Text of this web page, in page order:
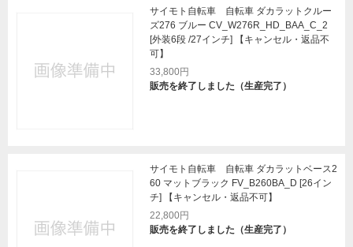
サイモト自転車 自転車 ダカラットクルー
ズ276 ブルー CV_W276R_HD_BAA_C_2
[外装6段 /27インチ] 【キャンセル・返品不
可】
33,800円
販売を終了しました（生産完了）
サイモト自転車 自転車 ダカラットベース2
60 マットブラック FV_B260BA_D [26イン
チ] 【キャンセル・返品不可】
22,800円
販売を終了しました（生産完了）